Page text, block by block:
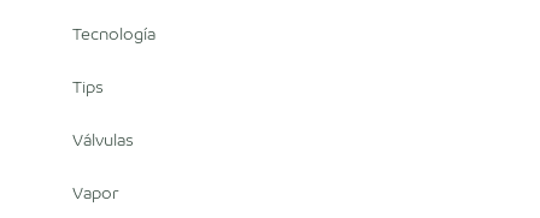
Tecnología
Tips
Válvulas
Vapor